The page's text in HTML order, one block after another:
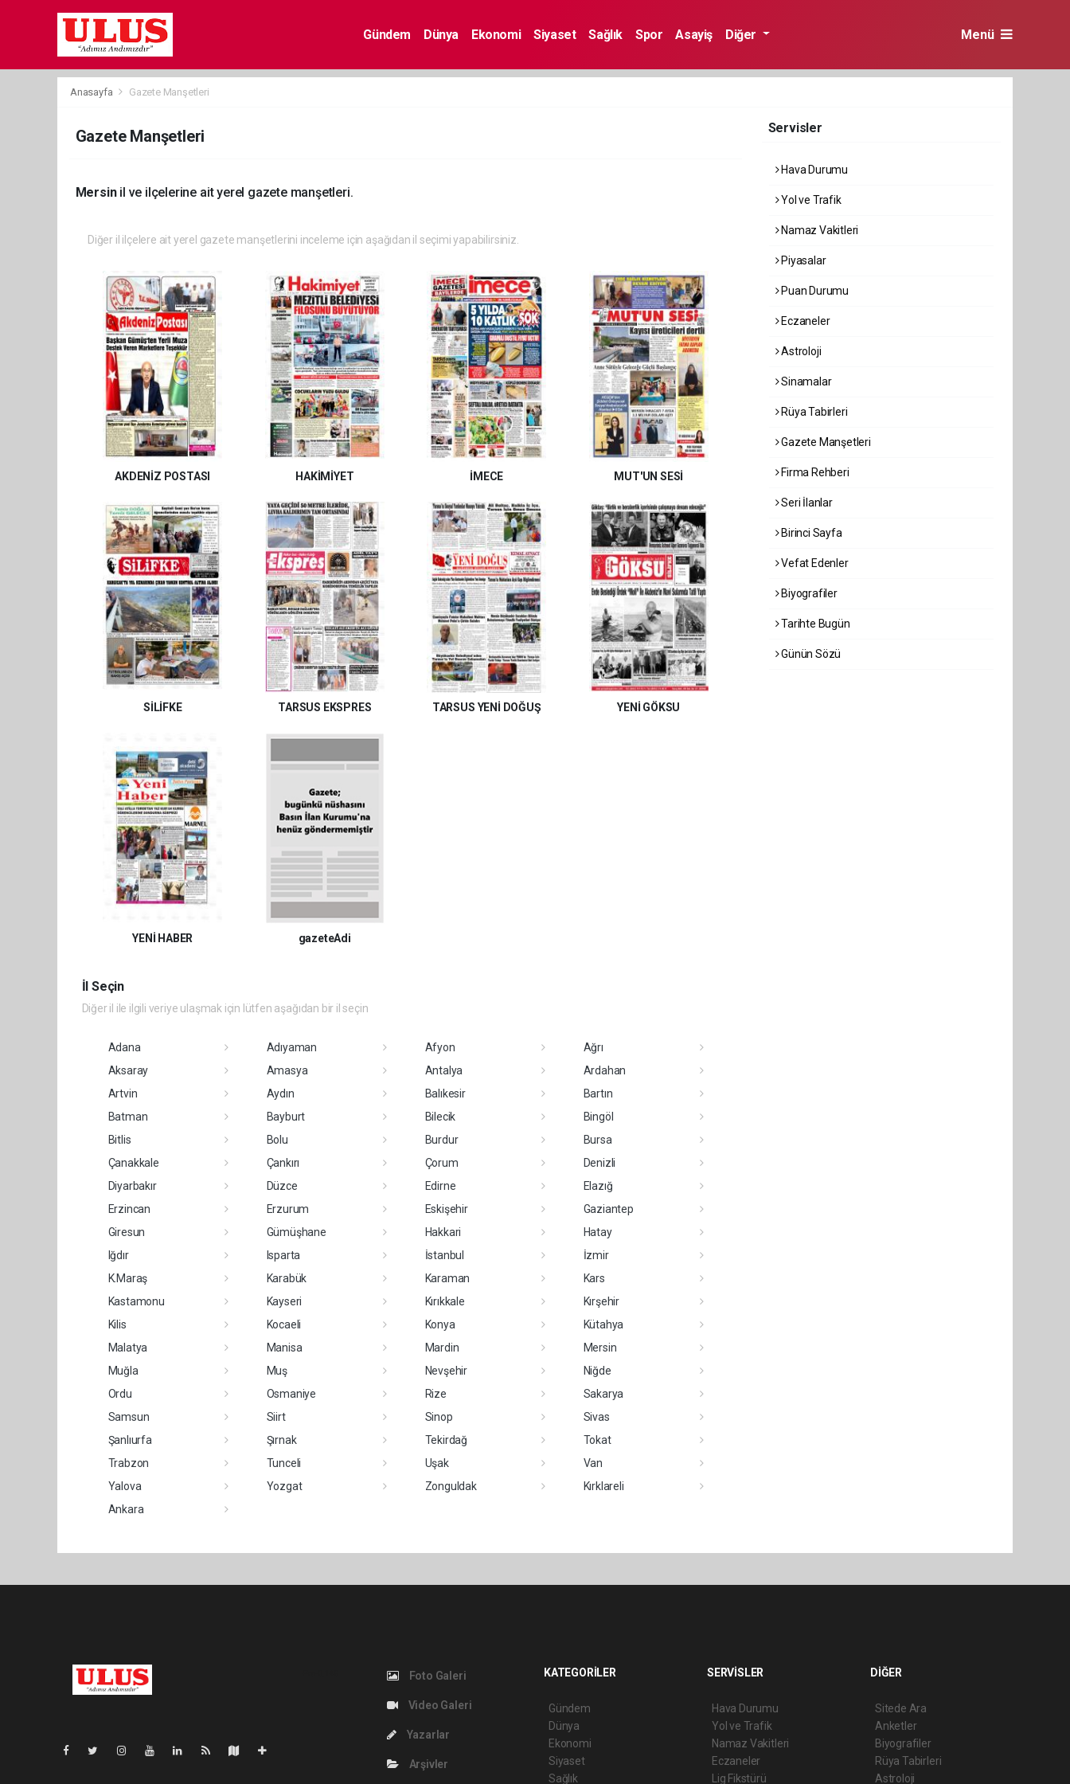
Gündem Dünya Ekonomi Siyaset Sağlık Spor Asayiş Diğer Menü
Anasayfa Gazete Manşetleri
Gazete Manşetleri
Mersinil ve ilçelerine ait yerel gazete manşetleri.
Diğer il ilçelere ait yerel gazete manşetlerini inceleme için aşağıdan il seçimi yapabilirsiniz.
AKDENİZ POSTASI HAKİMİYET İMECE MUT'UN SESİ
SİLİFKE TARSUS EKSPRES TARSUS YENİ DOĞUŞ YENİ GÖKSU
YENİ HABER gazeteAdi
İl Seçin
Diğer il ile ilgili veriye ulaşmak için lütfen aşağıdan bir il seçin
Adana Adıyaman Afyon
Ağrı
Aksaray
Amasya Antalya
Ardahan
Artvin
Aydın Balıkesir
Bartın
Batman
Bayburt Bilecik
Bingöl
Bitlis
Bolu Burdur
Bursa
Çanakkale
Çankırı Çorum
Denizli
Diyarbakır
Düzce Edirne
Elazığ
Erzincan
Erzurum Eskişehir
Gaziantep
Giresun
Gümüşhane Hakkari
Hatay
Iğdır
Isparta İstanbul
İzmir
K.Maraş
Karabük Karaman
Kars
Kastamonu
Kayseri Kırıkkale
Kırşehir
Kilis
Kocaeli Konya
Kütahya
Malatya
Manisa Mardin
Mersin
Muğla
Muş Nevşehir
Niğde
Ordu
Osmaniye Rize
Sakarya
Samsun
Siirt Sinop
Sivas
Şanlıurfa
Şırnak Tekirdağ
Tokat
Trabzon
Tunceli Uşak
Van
Yalova
Yozgat Zonguldak
Kırklareli
Ankara
Servisler
Hava Durumu
Yol ve Trafik
Namaz Vakitleri
Piyasalar
Puan Durumu
Eczaneler
Astroloji
Sinamalar
Rüya Tabirleri
Gazete Manşetleri
Firma Rehberi
Seri İlanlar
Birinci Sayfa
Vefat Edenler
Biyografiler
Tarihte Bugün
Günün Sözü
Foto Galeri
Video Galeri
Yazarlar
Arşivler
KATEGORİLER
Gündem
Dünya
Ekonomi
Siyaset
Sağlık
SERVİSLER
Hava Durumu
Yol ve Trafik
Namaz Vakitleri
Eczaneler
Lig Fikstürü
DİĞER
Sitede Ara
Anketler
Biyografiler
Rüya Tabirleri
Astroloji